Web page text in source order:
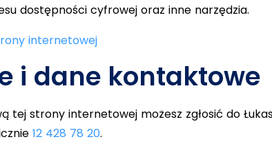
dostępności cyfrowej oraz inne narzędzia.
internetowej
i dane kontaktowe
tej strony internetowej możesz zgłosić do
12 428 78 20.